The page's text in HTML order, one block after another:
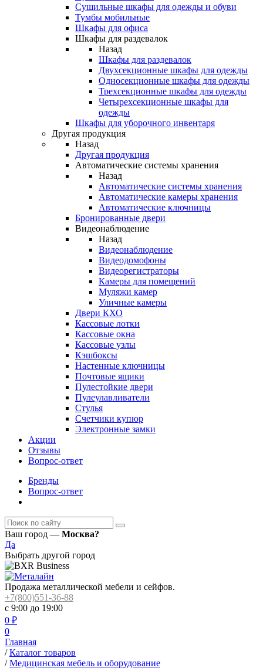
Сушильные шкафы для одежды и обуви
Тумбы мобильные
Шкафы для офиса
Шкафы для раздевалок
Назад
Шкафы для раздевалок
Двухсекционные шкафы для одежды
Односекционные шкафы для одежды
Трехсекционные шкафы для одежды
Четырехсекционные шкафы для
одежды
Шкафы для уборочного инвентаря
Другая продукция
Назад
Другая продукция
Автоматические системы хранения
Назад
Автоматические системы хранения
Автоматические камеры хранения
Автоматические ключницы
Бронированные двери
Видеонаблюдение
Назад
Видеонаблюдение
Видеодомофоны
Видеорегистраторы
Камеры для помещений
Муляжи камер
Уличные камеры
Двери КХО
Кассовые лотки
Кассовые окна
Кассовые узлы
Кэшбоксы
Настенные ключницы
Почтовые ящики
Пулестойкие двери
Пулеулавливатели
Стулья
Счетчики купюр
Электронные замки
Акции
Отзывы
Вопрос-ответ
Бренды
Вопрос-ответ
Ваш город — Москва?
Да
Выбрать другой город
Продажа металлической мебели и сейфов.
+7(800)551-36-88
с 9:00 до 19:00
0 ₽
0
Главная
/ Каталог товаров
/ Медицинская мебель и оборудование